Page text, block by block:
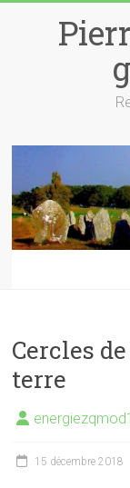
Cercles
terre
energiezqmod1
15 décembre 2018